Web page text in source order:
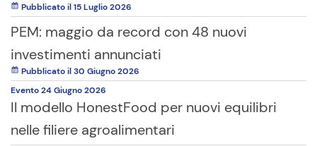
Pubblicato il 15 Luglio 2026
PEM: maggio da record con 48 nuovi
investimenti annunciati
Pubblicato il 30 Giugno 2026
Evento24 Giugno2026
Il modello HonestFood per nuovi equilibri
nelle filiere agroalimentari